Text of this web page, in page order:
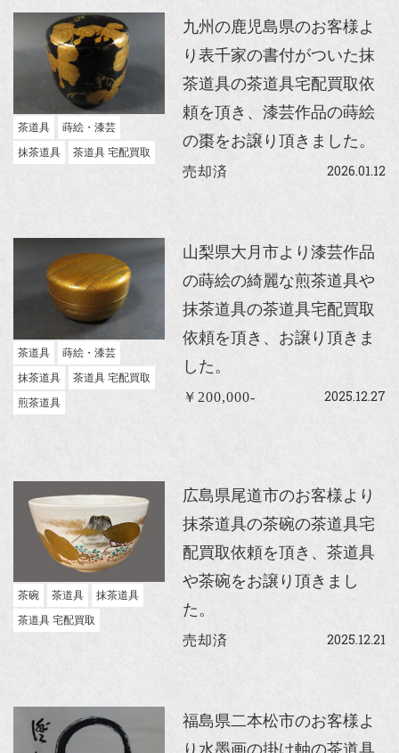
茶道具
蒔絵・漆芸
抹茶道具
茶道具 宅配買取
九州の鹿児島県のお客様よ
り表千家の書付がついた抹
茶道具の茶道具宅配買取依
頼を頂き、漆芸作品の蒔絵
の棗をお譲り頂きました。
売却済 2026.01.12
茶道具
蒔絵・漆芸
抹茶道具
茶道具 宅配買取
煎茶道具
山梨県大月市より漆芸作品
の蒔絵の綺麗な煎茶道具や
抹茶道具の茶道具宅配買取
依頼を頂き、お譲り頂きま
した。
￥200,000- 2025.12.27
茶碗 茶道具
抹茶道具
茶道具 宅配買取
広島県尾道市のお客様より
抹茶道具の茶碗の茶道具宅
配買取依頼を頂き、茶道具
や茶碗をお譲り頂きまし
た。
売却済 2025.12.21
福島県二本松市のお客様よ
り水墨画の掛け軸の茶道具